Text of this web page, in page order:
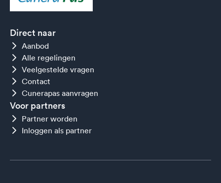
Direct naar
Aanbod
Alle regelingen
Veelgestelde vragen
Contact
Cunerapas aanvragen
Voor partners
Partner worden
Inloggen als partner